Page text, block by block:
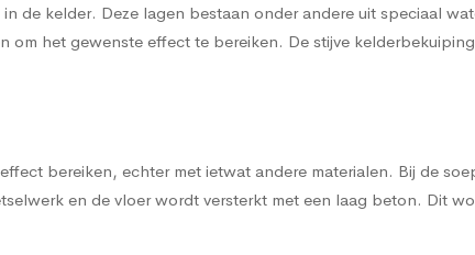
de kelder. Deze lagen bestaan onder andere uit speciaal
om het gewenste effect te bereiken. De stijve
bereiken, echter met ietwat andere materialen. Bij de
en de vloer wordt versterkt met een laag beton. Dit